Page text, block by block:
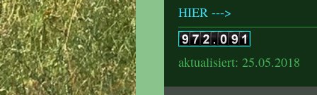
HIER --->
aktualisiert: 25.05.2018